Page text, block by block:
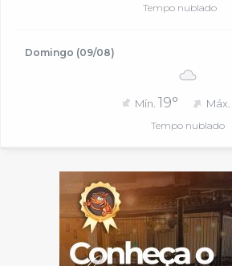
Tempo nublado
Domingo (09/08)
Mín. 19° Máx.
Tempo nublado